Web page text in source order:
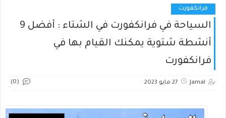
فرانكفورت
السياحة في فرانكفورت في الشتاء : أفضل 9
أنشطة شتوية يمكنك القيام بها في
فرانكفورت
Jamal 27 مايو 2023 (0)